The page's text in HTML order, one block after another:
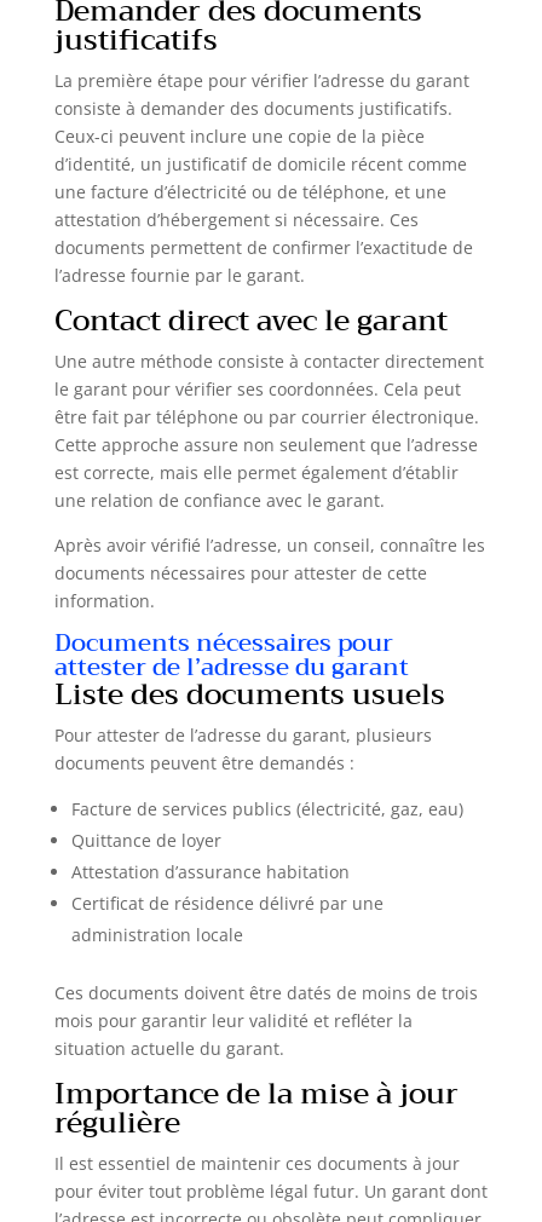
Demander des documents
justificatifs
La première étape pour vérifier l’adresse du garant
consiste à demander des documents justificatifs.
Ceux-ci peuvent inclure une copie de la pièce
d’identité, un justificatif de domicile récent comme
une facture d’électricité ou de téléphone, et une
attestation d’hébergement si nécessaire. Ces
documents permettent de confirmer l’exactitude de
l’adresse fournie par le garant.
Contact direct avec le garant
Une autre méthode consiste à contacter directement
le garant pour vérifier ses coordonnées. Cela peut
être fait par téléphone ou par courrier électronique.
Cette approche assure non seulement que l’adresse
est correcte, mais elle permet également d’établir
une relation de confiance avec le garant.
Après avoir vérifié l’adresse, un conseil, connaître les
documents nécessaires pour attester de cette
information.
Documents nécessaires pour
attester de l’adresse du garant
Liste des documents usuels
Pour attester de l’adresse du garant, plusieurs
documents peuvent être demandés :
Facture de services publics (électricité, gaz, eau)
Quittance de loyer
Attestation d’assurance habitation
Certificat de résidence délivré par une
administration locale
Ces documents doivent être datés de moins de trois
mois pour garantir leur validité et refléter la
situation actuelle du garant.
Importance de la mise à jour
régulière
Il est essentiel de maintenir ces documents à jour
pour éviter tout problème légal futur. Un garant dont